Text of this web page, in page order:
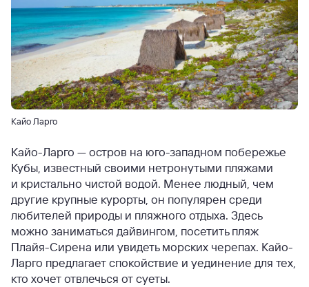
Кайо Ларго
Кайо-Ларго — остров на юго-западном побережье
Кубы, известный своими нетронутыми пляжами
и кристально чистой водой. Менее людный, чем
другие крупные курорты, он популярен среди
любителей природы и пляжного отдыха. Здесь
можно заниматься дайвингом, посетить пляж
Плайя-Сирена или увидеть морских черепах. Кайо-
Ларго предлагает спокойствие и уединение для тех,
кто хочет отвлечься от суеты.